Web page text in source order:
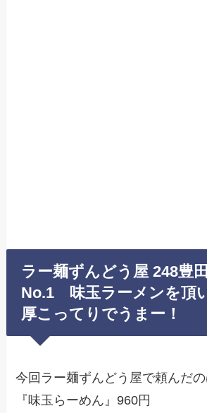
ラー麺ずんどう屋 248豊
No.1 味玉ラーメンを頂
厚こってりでうまー！
今回ラー麺ずんどう屋で頼んだ
『味玉らーめん』960円